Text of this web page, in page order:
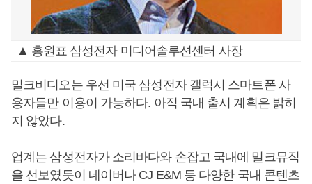
▲ 홍원표 삼성전자 미디어솔루션센터 사장
밀크비디오는 우선 미국 삼성전자 갤럭시 스마트폰 사
용자들만 이용이 가능하다. 아직 국내 출시 계획은 밝히
지 않았다.
업계는 삼성전자가 소리바다와 손잡고 국내에 밀크뮤직
을 선보였듯이 네이버나 CJ E&M 등 다양한 국내 콘텐츠